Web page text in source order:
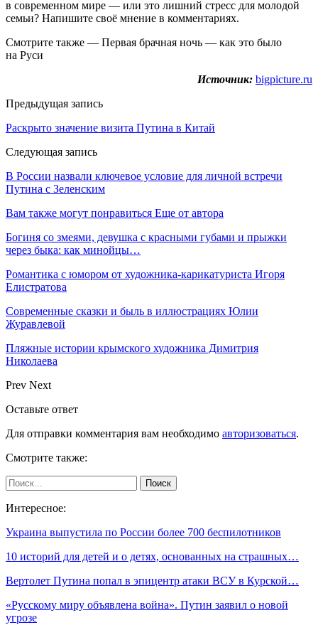
в современном мире — или это лишний стресс для молодой
семьи? Напишите своё мнение в комментариях.
Смотрите также — Первая брачная ночь — как это было
на Руси
Источник: bigpicture.ru
Предыдущая запись
Раскрыто значение визита Путина в Китай
Следующая запись
В России назвали ключевое условие для личной встречи
Путина с Зеленским
Вам также могут понравиться Еще от автора
Богиня со змеями, девушка с красными губами и прыжки
через быка: как минойцы…
Романтика с юмором от художника-карикатуриста Игоря
Елистратова
Современные сказки и быль в иллюстрациях Юлии
Журавлевой
Пляжные истории крымского художника Димитрия
Николаева
Prev Next
Оставьте ответ
Для отправки комментария вам необходимо авторизоваться.
Смотрите также:
Интересное:
Украина выпустила по России более 700 беспилотников
10 историй для детей и о детях, основанных на страшных…
Вертолет Путина попал в эпицентр атаки ВСУ в Курской…
«Русскому миру объявлена война». Путин заявил о новой
угрозе